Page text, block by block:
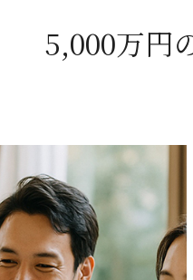
5,000万円